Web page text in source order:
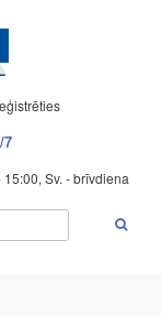
7
Sv. - brīvdiena